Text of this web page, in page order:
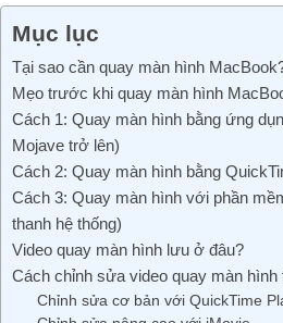
Mục lục
Tại sao cần quay màn hình
Mẹo trước khi quay màn hình
Cách 1: Quay màn hình bằng ứng
Mojave trở lên)
Cách 2: Quay màn hình bằng
Cách 3: Quay màn hình với phần
thanh hệ thống)
Video quay màn hình lưu ở đâu?
Cách chỉnh sửa video quay màn hình
Chỉnh sửa cơ bản với QuickTime